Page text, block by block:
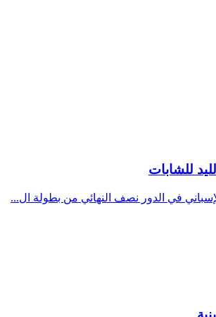
للشابات
في الدور نصف النهائي من بطولة ال...